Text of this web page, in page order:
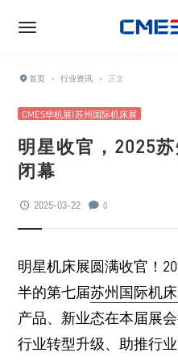
首页 › 行业资讯 › 正文
CMES华机展|苏州国际机床展
明星收官，2025
闭幕
2025-03-22 0
明星机床展圆满收官！
半的第七届苏州国际机
产品、新业态在本届展
行业转型升级、助推行